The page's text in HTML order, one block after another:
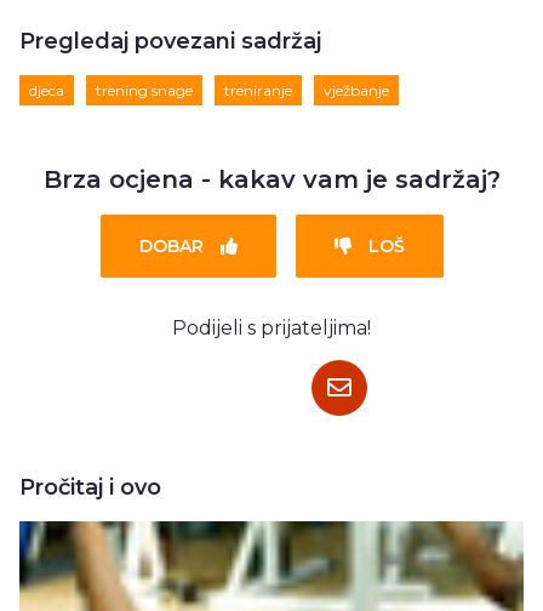
Pregledaj povezani sadržaj
djeca trening snage treniranje vježbanje
Brza ocjena - kakav vam je sadržaj?
DOBAR LOŠ
Podijeli s prijateljima!
Pročitaj i ovo